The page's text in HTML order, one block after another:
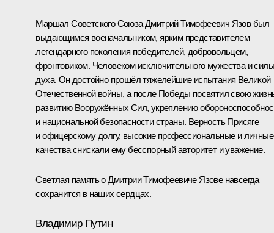
Маршал Советского Союза Дмитрий Тимофеевич Язов был
выдающимся военачальником, ярким представителем
легендарного поколения победителей, добровольцем,
фронтовиком. Человеком исключительного мужества и силы
духа. Он достойно прошёл тяжелейшие испытания Великой
Отечественной войны, а после Победы посвятил свою
развитию Вооружённых Сил, укреплению
и национальной безопасности страны. Верность Присяге
и офицерскому долгу, высокие профессиональные и личные
качества снискали ему бесспорный авторитет и уважение.
Светлая память о Дмитрии Тимофеевиче Язове навсегда
сохранится в наших сердцах.
Владимир Путин